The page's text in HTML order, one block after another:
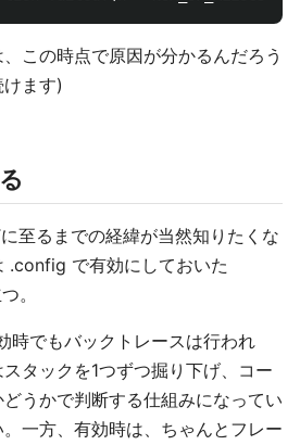
この時点で原因が分かるんだろう
ます)
至るまでの経緯が当然知りたくな
.config で有効にしておいた
。
時でもバックトレースは行われ
タックを1つずつ掘り下げ、コー
うかで判断する仕組みになってい
一方、有効時は、ちゃんとフレー